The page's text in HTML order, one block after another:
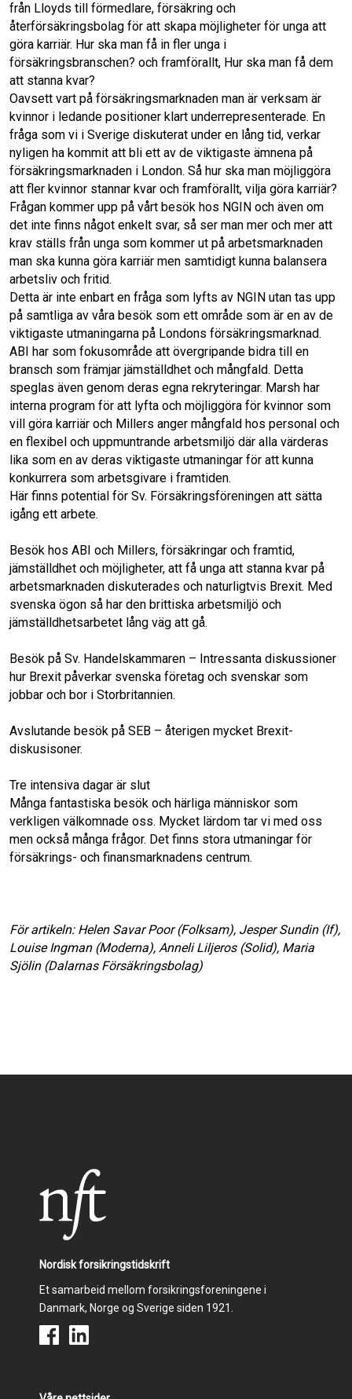
från Lloyds till förmedlare, försäkring och
återförsäkringsbolag för att skapa möjligheter för unga att
göra karriär. Hur ska man få in fler unga i
försäkringsbranschen? och framförallt, Hur ska man få dem
att stanna kvar?
Oavsett vart på försäkringsmarknaden man är verksam är
kvinnor i ledande positioner klart underrepresenterade. En
fråga som vi i Sverige diskuterat under en lång tid, verkar
nyligen ha kommit att bli ett av de viktigaste ämnena på
försäkringsmarknaden i London. Så hur ska man möjliggöra
att fler kvinnor stannar kvar och framförallt, vilja göra karriär?
Frågan kommer upp på vårt besök hos NGIN och även om
det inte finns något enkelt svar, så ser man mer och mer att
krav ställs från unga som kommer ut på arbetsmarknaden
man ska kunna göra karriär men samtidigt kunna balansera
arbetsliv och fritid.
Detta är inte enbart en fråga som lyfts av NGIN utan tas upp
på samtliga av våra besök som ett område som är en av de
viktigaste utmaningarna på Londons försäkringsmarknad.
ABI har som fokusområde att övergripande bidra till en
bransch som främjar jämställdhet och mångfald. Detta
speglas även genom deras egna rekryteringar. Marsh har
interna program för att lyfta och möjliggöra för kvinnor som
vill göra karriär och Millers anger mångfald hos personal och
en flexibel och uppmuntrande arbetsmiljö där alla värderas
lika som en av deras viktigaste utmaningar för att kunna
konkurrera som arbetsgivare i framtiden.
Här finns potential för Sv. Försäkringsföreningen att sätta
igång ett arbete.
Besök hos ABI och Millers, försäkringar och framtid,
jämställdhet och möjligheter, att få unga att stanna kvar på
arbetsmarknaden diskuterades och naturligtvis Brexit. Med
svenska ögon så har den brittiska arbetsmiljö och
jämställdhetsarbetet lång väg att gå.
Besök på Sv. Handelskammaren – Intressanta diskussioner
hur Brexit påverkar svenska företag och svenskar som
jobbar och bor i Storbritannien.
Avslutande besök på SEB – återigen mycket Brexit-
diskusisoner.
Tre intensiva dagar är slut
Många fantastiska besök och härliga människor som
verkligen välkomnade oss. Mycket lärdom tar vi med oss
men också många frågor. Det finns stora utmaningar för
försäkrings- och finansmarknadens centrum.
För artikeln: Helen Savar Poor (Folksam), Jesper Sundin (If),
Louise Ingman (Moderna), Anneli Liljeros (Solid), Maria
Sjölin (Dalarnas Försäkringsbolag)
Nordisk forsikringstidskrift
Et samarbeid mellom forsikringsforeningene i
Danmark, Norge og Sverige siden 1921.